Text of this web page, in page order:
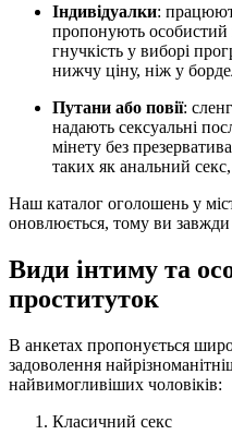
Індивідуалки:
пропонують особистий
гнучкість у виборі
нижчу ціну, ніж у
Путани або повії:
надають сексуальні
мінету без
таких як анальний
Наш каталог оголошень у
оновлюється, тому ви завжди
Види інтиму та
проституток
В анкетах пропонується
задоволення
найвимогливіших чоловіків:
Класичний секс